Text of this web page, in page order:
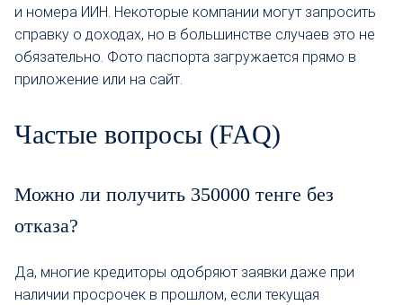
и номера ИИН. Некоторые компании могут запросить
справку о доходах, но в большинстве случаев это не
обязательно. Фото паспорта загружается прямо в
приложение или на сайт.
Частые вопросы (FAQ)
Можно ли получить 350000 тенге без
отказа?
Да, многие кредиторы одобряют заявки даже при
наличии просрочек в прошлом, если текущая